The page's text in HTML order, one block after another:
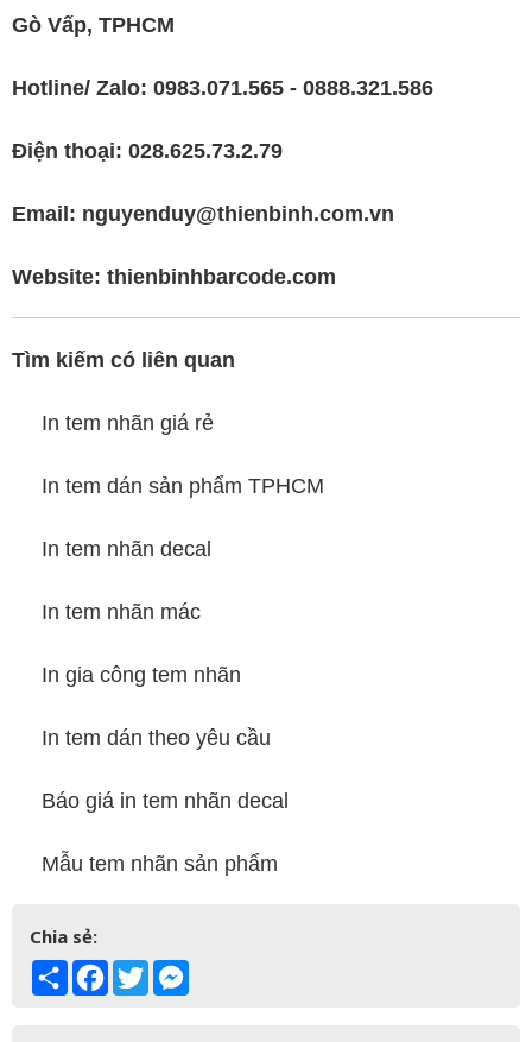
Gò Vấp, TPHCM
Hotline/ Zalo: 0983.071.565 - 0888.321.586
Điện thoại: 028.625.73.2.79
Email: nguyenduy@thienbinh.com.vn
Website: thienbinhbarcode.com
Tìm kiếm có liên quan
In tem nhãn giá rẻ
In tem dán sản phẩm TPHCM
In tem nhãn decal
In tem nhãn mác
In gia công tem nhãn
In tem dán theo yêu cầu
Báo giá in tem nhãn decal
Mẫu tem nhãn sản phẩm
Chia sẻ:
ShareFacebook
Twitter